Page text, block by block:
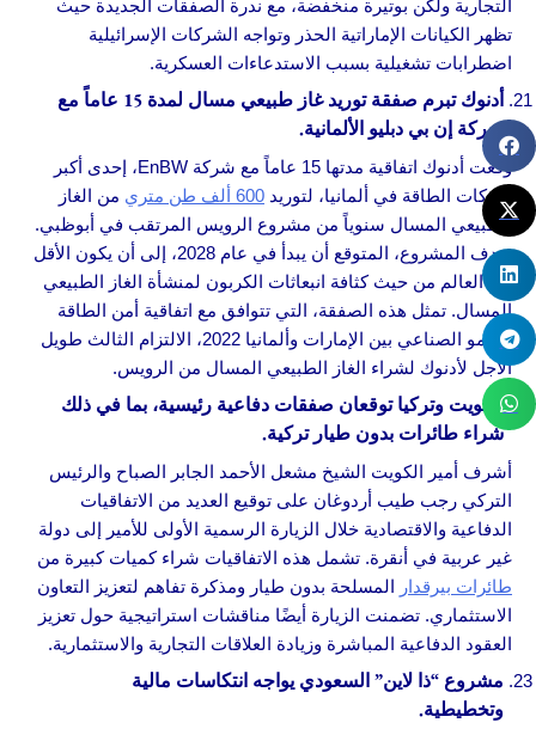
التجارية ولكن بوتيرة منخفضة، مع ندرة الصفقات الجديدة حيث
تظهر الكيانات الإماراتية الحذر وتواجه الشركات الإسرائيلية
اضطرابات تشغيلية بسبب الاستدعاءات العسكرية.
أدنوك تبرم صفقة توريد غاز طبيعي مسال لمدة 15 عاماً مع
شركة إن بي دبليو الألمانية.
وقعت أدنوك اتفاقية مدتها 15 عاماً مع شركة EnBW، إحدى أكبر
شركات الطاقة في ألمانيا، لتوريد 600 ألف طن متري
من الغاز
الطبيعي المسال سنوياً من مشروع الرويس المرتقب في أبوظبي.
يهدف المشروع، المتوقع أن يبدأ في عام 2028، إلى أن يكون الأقل
في العالم من حيث كثافة انبعاثات الكربون لمنشأة الغاز الطبيعي
المسال. تمثل هذه الصفقة، التي تتوافق مع اتفاقية أمن الطاقة
والنمو الصناعي بين الإمارات وألمانيا 2022، الالتزام الثالث طويل
الأجل لأدنوك لشراء الغاز الطبيعي المسال من الرويس.
الكويت وتركيا توقعان صفقات دفاعية رئيسية، بما في ذلك
شراء طائرات بدون طيار تركية.
أشرف أمير الكويت الشيخ مشعل الأحمد الجابر الصباح والرئيس
التركي رجب طيب أردوغان على توقيع العديد من الاتفاقيات
الدفاعية والاقتصادية خلال الزيارة الرسمية الأولى للأمير إلى دولة
غير عربية في أنقرة. تشمل هذه الاتفاقيات شراء كميات كبيرة من
طائرات بيرقدار المسلحة بدون طيار ومذكرة تفاهم لتعزيز التعاون
الاستثماري. تضمنت الزيارة أيضًا مناقشات استراتيجية حول تعزيز
العقود الدفاعية المباشرة وزيادة العلاقات التجارية والاستثمارية.
مشروع “ذا لاين” السعودي يواجه انتكاسات مالية
وتخطيطية.